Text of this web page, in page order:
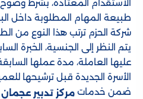
الاستقدام المعتادة، بشرط وضوح
طبيعة المهام المطلوبة داخل
شركة الحزم ترتب هذا النوع من
يتم النظر إلى الجنسية، الخبرة
عليها العاملة، مدة عملها
الأسرة الجديدة قبل ترشيحها
ضمن خدمات مركز تدبير عجمان